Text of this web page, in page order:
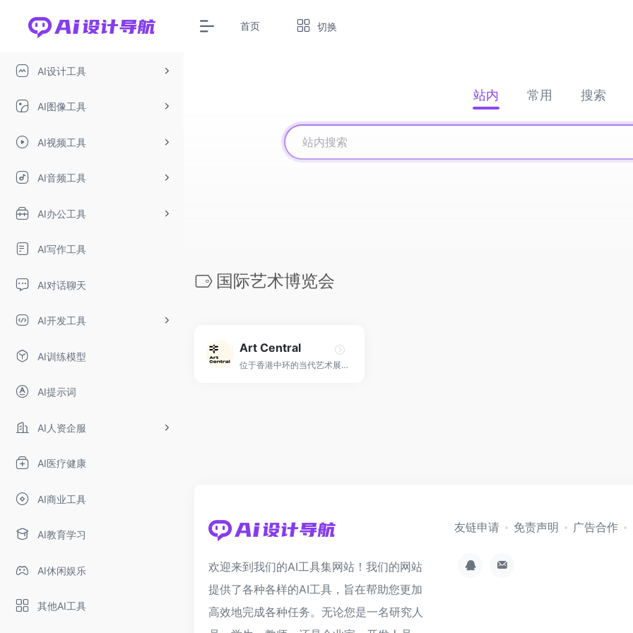
AI设计工具
AI图像工具
AI视频工具
AI音频工具
AI办公工具
AI写作工具
AI对话聊天
AI开发工具
AI训练模型
AI提示词
AI人资企服
AI医疗健康
AI商业工具
AI教育学习
AI休闲娱乐
其他AI工具
首页 切换
站内 常用 搜索
国际艺术博览会
Art Central
位于香港中环的当代艺术展会！
欢迎来到我们的AI工具集网站！我们的网站
提供了各种各样的AI工具，旨在帮助您更加
高效地完成各种任务。无论您是一名研究人
友链申请 免责声明 广告合作